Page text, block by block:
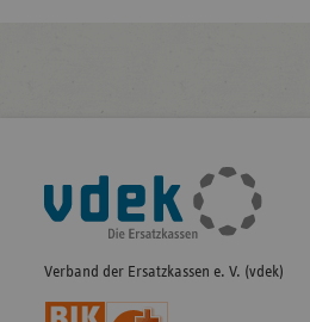
Fußleisten-
Navigation
Verband der Ersatzkassen e. V. (vdek)